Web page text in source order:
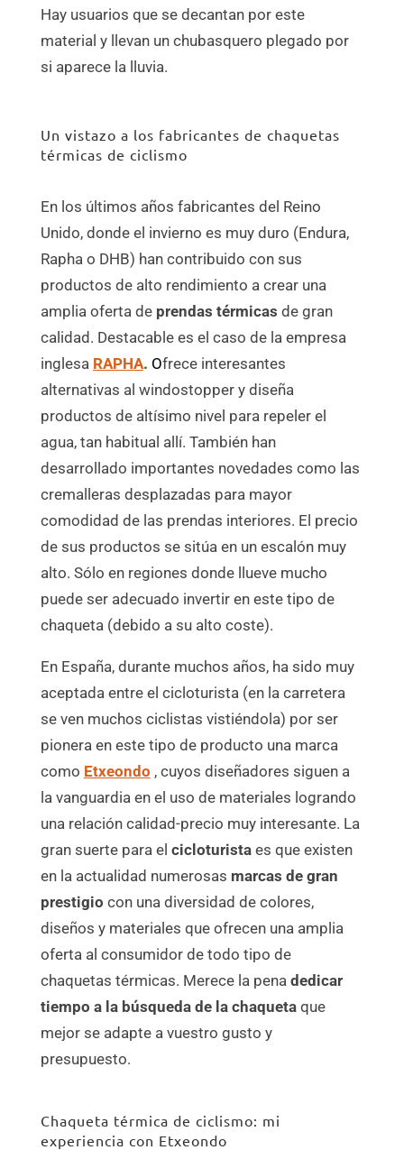
Hay usuarios que se decantan por este
material y llevan un chubasquero plegado por
si aparece la lluvia.
Un vistazo a los fabricantes de chaquetas
térmicas de ciclismo
En los últimos años fabricantes del Reino
Unido, donde el invierno es muy duro (Endura,
Rapha o DHB) han contribuido con sus
productos de alto rendimiento a crear una
amplia oferta de prendas térmicas de gran
calidad. Destacable es el caso de la empresa
inglesa RAPHA. Ofrece interesantes
alternativas al windostopper y diseña
productos de altísimo nivel para repeler el
agua, tan habitual allí. También han
desarrollado importantes novedades como las
cremalleras desplazadas para mayor
comodidad de las prendas interiores. El precio
de sus productos se sitúa en un escalón muy
alto. Sólo en regiones donde llueve mucho
puede ser adecuado invertir en este tipo de
chaqueta (debido a su alto coste).
En España, durante muchos años, ha sido muy
aceptada entre el cicloturista (en la carretera
se ven muchos ciclistas vistiéndola) por ser
pionera en este tipo de producto una marca
como Etxeondo , cuyos diseñadores siguen a
la vanguardia en el uso de materiales logrando
una relación calidad-precio muy interesante. La
gran suerte para el cicloturistaes que existen
en la actualidad numerosas marcas de gran
prestigio con una diversidad de colores,
diseños y materiales que ofrecen una amplia
oferta al consumidor de todo tipo de
chaquetas térmicas. Merece la pena dedicar
tiempo a la búsqueda de la chaquetaque
mejor se adapte a vuestro gusto y
presupuesto.
Chaqueta térmica de ciclismo: mi
experiencia con Etxeondo